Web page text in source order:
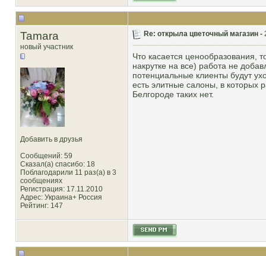
Tamara
новый участник
Добавить в друзья
Сообщений: 59
Сказал(а) спасибо: 18
Поблагодарили 11 раз(а) в 3
сообщениях
Регистрация: 17.11.2010
Адрес: Украина+ Россия
Рейтинг: 147
Re: открыла цветочный магазин -
Что касается ценообразования,
накрутке на все) работа не
потенциальные клиенты будут
есть элитные салоны, в которых
Белгороде таких нет.